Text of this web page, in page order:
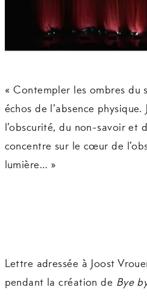
« Contempler les ombres du
échos de l’absence physique.
l’obscurité, du non-savoir et
concentre sur le cœur de
lumière… »
Lettre adressée à Joost
pendant la création de Bye